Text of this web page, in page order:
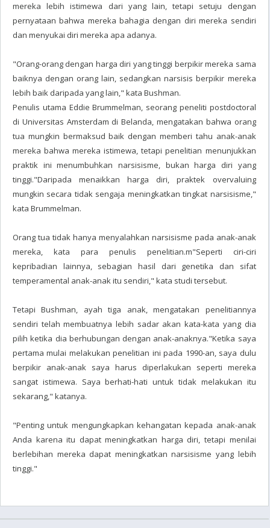
mereka lebih istimewa dari yang lain, tetapi setuju dengan
pernyataan bahwa mereka bahagia dengan diri mereka sendiri
dan menyukai diri mereka apa adanya.
"Orang-orang dengan harga diri yang tinggi berpikir mereka sama
baiknya dengan orang lain, sedangkan narsisis berpikir mereka
lebih baik daripada yang lain," kata Bushman.
Penulis utama Eddie Brummelman, seorang peneliti postdoctoral
di Universitas Amsterdam di Belanda, mengatakan bahwa orang
tua mungkin bermaksud baik dengan memberi tahu anak-anak
mereka bahwa mereka istimewa, tetapi penelitian menunjukkan
praktik ini menumbuhkan narsisisme, bukan harga diri yang
tinggi."Daripada menaikkan harga diri, praktek overvaluing
mungkin secara tidak sengaja meningkatkan tingkat narsisisme,"
kata Brummelman.
Orang tua tidak hanya menyalahkan narsisisme pada anak-anak
mereka, kata para penulis penelitian.m"Seperti ciri-ciri
kepribadian lainnya, sebagian hasil dari genetika dan sifat
temperamental anak-anak itu sendiri," kata studi tersebut.
Tetapi Bushman, ayah tiga anak, mengatakan penelitiannya
sendiri telah membuatnya lebih sadar akan kata-kata yang dia
pilih ketika dia berhubungan dengan anak-anaknya."Ketika saya
pertama mulai melakukan penelitian ini pada 1990-an, saya dulu
berpikir anak-anak saya harus diperlakukan seperti mereka
sangat istimewa. Saya berhati-hati untuk tidak melakukan itu
sekarang," katanya.
"Penting untuk mengungkapkan kehangatan kepada anak-anak
Anda karena itu dapat meningkatkan harga diri, tetapi menilai
berlebihan mereka dapat meningkatkan narsisisme yang lebih
tinggi."